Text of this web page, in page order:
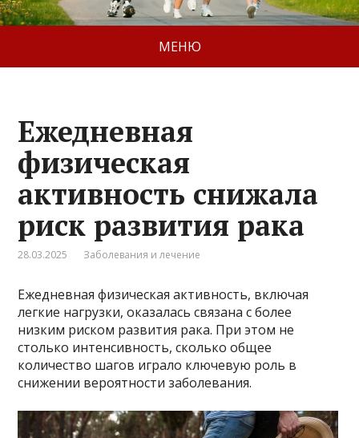
МЕНЮ
Ежедневная
физическая
активность снижала
риск развития рака
28.03.2025 Заболевания и лечение
Ежедневная физическая активность, включая
легкие нагрузки, оказалась связана с более
низким риском развития рака. При этом не
столько интенсивность, сколько общее
количество шагов играло ключевую роль в
снижении вероятности заболевания.